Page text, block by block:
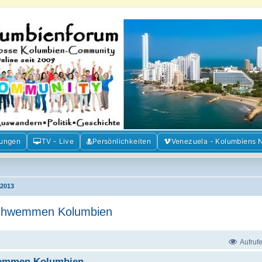
der Freunde Kolumbiens
Venezuela. Austausch, Erfahrungen und Gemeinschaft im Kolumbienforum
TV - Live Persönlichkeiten Venezuela - Kolumbiens
2013
Kolumbien